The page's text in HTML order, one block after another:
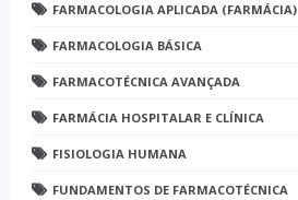
FARMACOLOGIA APLICADA (FARMÁCIA)
FARMACOLOGIA BÁSICA
FARMACOTÉCNICA AVANÇADA
FARMÁCIA HOSPITALAR E CLÍNICA
FISIOLOGIA HUMANA
FUNDAMENTOS DE FARMACOTÉCNICA